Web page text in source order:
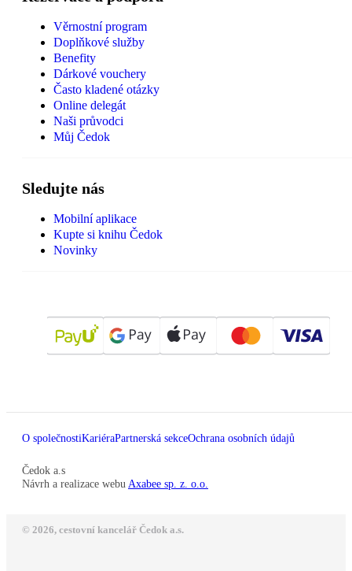
Věrnostní program
Doplňkové služby
Benefity
Dárkové vouchery
Často kladené otázky
Online delegát
Naši průvodci
Můj Čedok
Sledujte nás
Mobilní aplikace
Kupte si knihu Čedok
Novinky
O společnostiKariéraPartnerská sekceOchrana osobních údajů
Čedok a.s
Návrh a realizace webu Axabee sp. z. o.o.
© 2026, cestovní kancelář Čedok a.s.